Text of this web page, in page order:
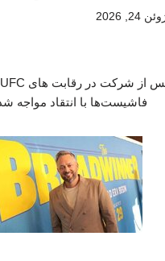
24, 2026
فاشیست‌ها با انتقاد مواجه